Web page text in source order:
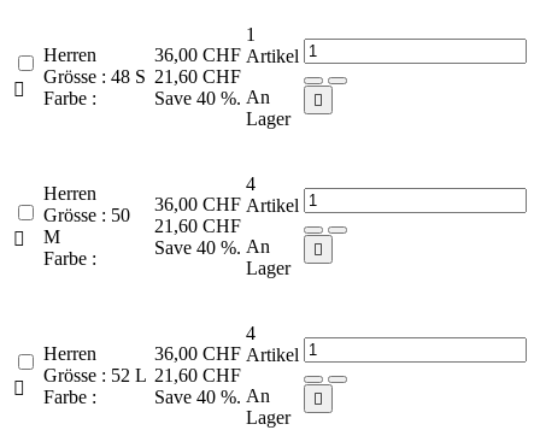

Herren
Grösse : 48 S
Farbe :
36,00 CHF
21,60 CHF
Save 40 %.
1
Artikel
An
Lager


Herren
Grösse : 50
M
Farbe :
36,00 CHF
21,60 CHF
Save 40 %.
4
Artikel
An
Lager


Herren
Grösse : 52 L
Farbe :
36,00 CHF
21,60 CHF
Save 40 %.
4
Artikel
An
Lager
